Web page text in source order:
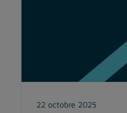
22 octobre 2025